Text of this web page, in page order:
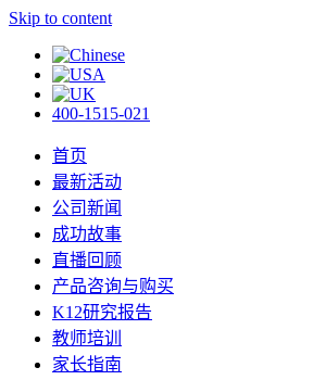
Skip to content
400-1515-021
首页
最新活动
公司新闻
成功故事
直播回顾
产品咨询与购买
K12研究报告
教师培训
家长指南